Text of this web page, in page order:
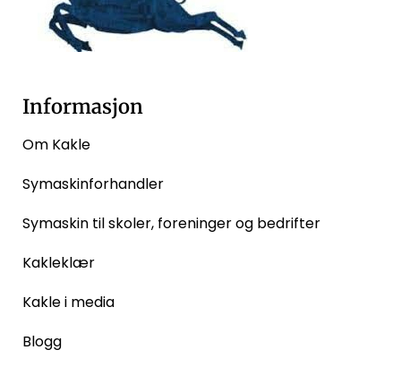
Informasjon
Om Kakle
Symaskinforhandler
Symaskin til skoler, foreninger og bedrifter
Kakleklær
Kakle i media
Blogg